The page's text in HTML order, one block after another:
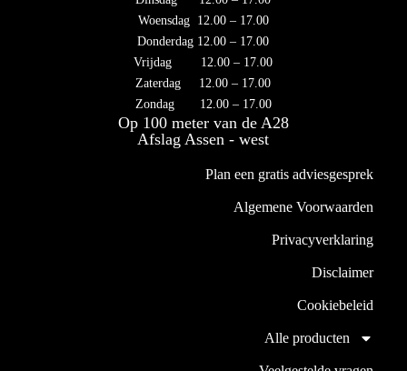
Woensdag 12.00 – 17.00
Donderdag 12.00 – 17.00
Vrijdag 12.00 – 17.00
Zaterdag 12.00 – 17.00
Zondag 12.00 – 17.00
Op 100 meter van de A28
Afslag Assen - west
Plan een gratis adviesgesprek
Algemene Voorwaarden
Privacyverklaring
Disclaimer
Cookiebeleid
Alle producten